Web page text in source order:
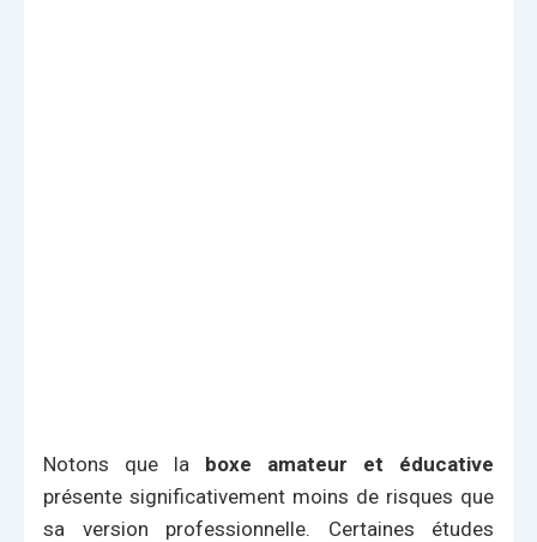
Notons que la boxe amateur et éducative
présente significativement moins de risques que
sa version professionnelle. Certaines études